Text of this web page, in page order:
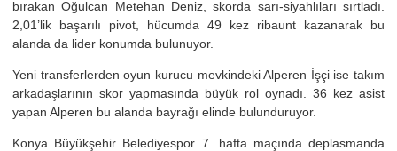
bırakan Oğulcan Metehan Deniz, skorda sarı-siyahlıları sırtladı.
2,01’lik başarılı pivot, hücumda 49 kez ribaunt kazanarak bu
alanda da lider konumda bulunuyor.
Yeni transferlerden oyun kurucu mevkindeki Alperen İşçi ise takım
arkadaşlarının skor yapmasında büyük rol oynadı. 36 kez asist
yapan Alperen bu alanda bayrağı elinde bulunduruyor.
Konya Büyükşehir Belediyespor 7. hafta maçında deplasmanda